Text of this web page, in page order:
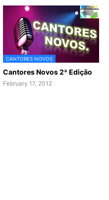
CANTORES NOVOS
Cantores Novos 2ª Edição
February 17, 2012